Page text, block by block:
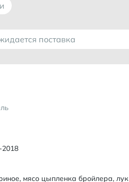
поставка
2018
мясо цыпленка бройлера, лук